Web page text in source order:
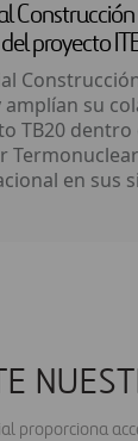
proyecto
amplían su
TB20 dentro
en sus
proporciona